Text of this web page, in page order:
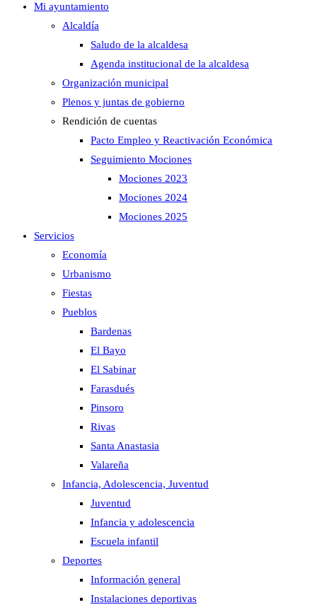
Mi ayuntamiento
Alcaldía
Saludo de la alcaldesa
Agenda institucional de la alcaldesa
Organización municipal
Plenos y juntas de gobierno
Rendición de cuentas
Pacto Empleo y Reactivación Económica
Seguimiento Mociones
Mociones 2023
Mociones 2024
Mociones 2025
Servicios
Economía
Urbanismo
Fiestas
Pueblos
Bardenas
El Bayo
El Sabinar
Farasdués
Pinsoro
Rivas
Santa Anastasia
Valareña
Infancia, Adolescencia, Juventud
Juventud
Infancia y adolescencia
Escuela infantil
Deportes
Información general
Instalaciones deportivas